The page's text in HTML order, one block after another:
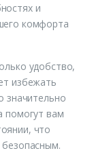
и
комфорта
удобство,
избежать
значительно
помогут вам
что